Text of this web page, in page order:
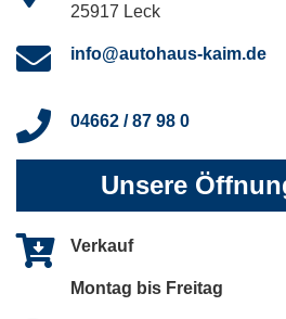
25917 Leck
info@autohaus-kaim.de
04662 / 87 98 0
Unsere
Verkauf
Montag bis Freitag